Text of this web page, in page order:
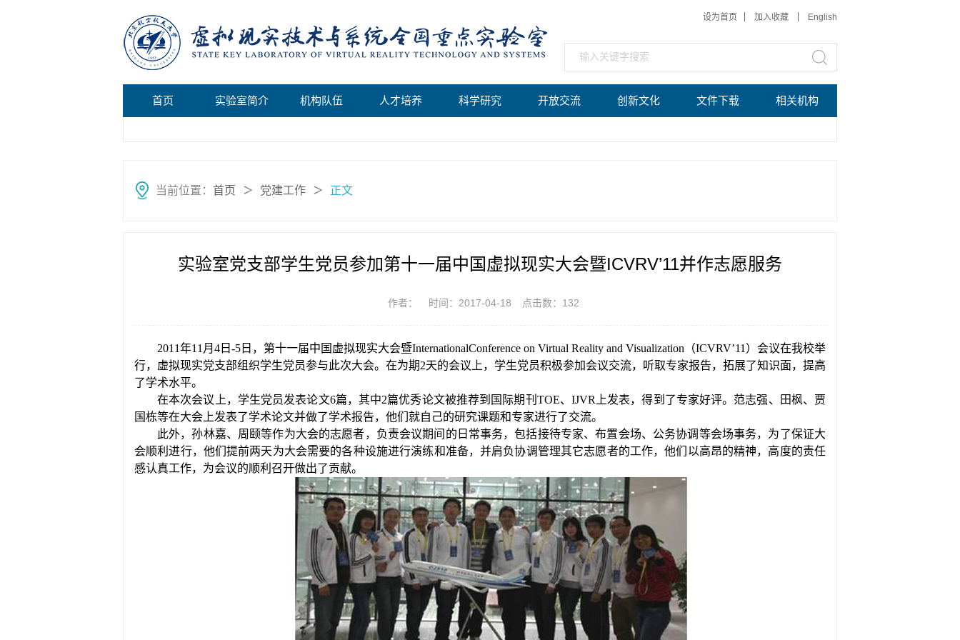
设为首页 加入收藏 English
首页 实验室简介 机构队伍 人才培养 科学研究 开放交流 创新文化 文件下载 相关机构
当前位置： 首页 ＞ 党建工作 ＞ 正文
实验室党支部学生党员参加第十一届中国虚拟现实大会暨ICVRV’11并作志愿服务
作者： 时间：2017-04-18 点击数： 132
2011年11 月 4 日 -5 日，第十一届中国虚拟现实大会暨InternationalConference on Virtual Reality and Visualization （ICVRV’11 ）会议在我校举
行，虚拟现实党支部组织学生党员参与此次大会。在为期2天的会议上，学生党员积极参加会议交流，听取专家报告，拓展了知识面，提高
了学术水平。
在本次会议上，学生党员发表论文6篇，其中2篇优秀论文被推荐到国际期刊 TOE、 IJVR 上发表，得到了专家好评。范志强、田枫、贾
国栋等在大会上发表了学术论文并做了学术报告，他们就自己的研究课题和专家进行了交流。
此外，孙林嘉、周颐等作为大会的志愿者，负责会议期间的日常事务，包括接待专家、布置会场、公务协调等会场事务，为了保证大
会顺利进行，他们提前两天为大会需要的各种设施进行演练和准备，并肩负协调管理其它志愿者的工作，他们以高昂的精神，高度的责任
感认真工作，为会议的顺利召开做出了贡献。